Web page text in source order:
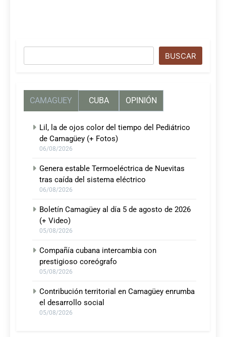
BUSCAR
CAMAGUEY CUBA OPINIÓN
Lil, la de ojos color del tiempo del Pediátrico
de Camagüey (+ Fotos)
06/08/2026
Genera estable Termoeléctrica de Nuevitas
tras caída del sistema eléctrico
06/08/2026
Boletín Camagüey al día 5 de agosto de 2026
(+ Video)
05/08/2026
Compañía cubana intercambia con
prestigioso coreógrafo
05/08/2026
Contribución territorial en Camagüey enrumba
el desarrollo social
05/08/2026